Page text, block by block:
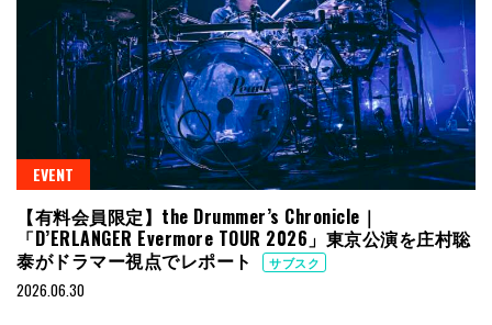
EVENT
【有料会員限定】the Drummer’s Chronicle｜
「D’ERLANGER Evermore TOUR 2026」東京公演を庄村聡
泰がドラマー視点でレポート
サブスク
2026.06.30